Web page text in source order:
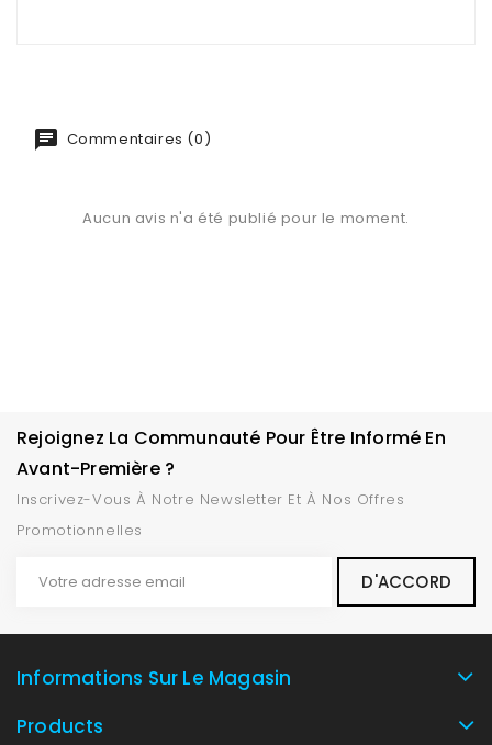
Commentaires (0)
Aucun avis n'a été publié pour le moment.
Rejoignez La Communauté Pour Être Informé En
Avant-Première ?
Inscrivez-Vous À Notre Newsletter Et À Nos Offres
Promotionnelles
Informations Sur Le Magasin
Products